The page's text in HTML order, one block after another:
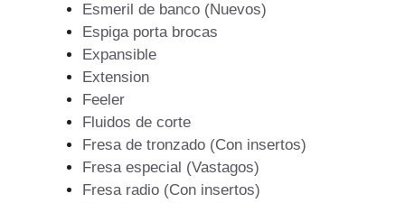
Esmeril de banco (Nuevos)
Espiga porta brocas
Expansible
Extension
Feeler
Fluidos de corte
Fresa de tronzado (Con insertos)
Fresa especial (Vastagos)
Fresa radio (Con insertos)